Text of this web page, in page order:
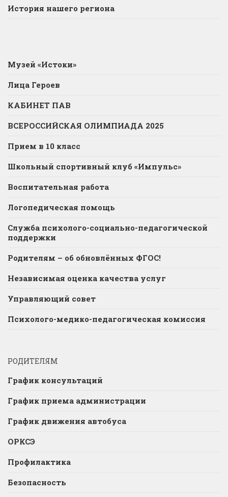
История нашего региона
Музей «Истоки»
Лица Героев
КАБИНЕТ ПАВ
ВСЕРОССИЙСКАЯ ОЛИМПИАДА 2025
Прием в 10 класс
Школьный спортивный клуб «Импульс»
Воспитательная работа
Логопедическая помощь
Служба психолого-социально-педагогической
поддержки
Родителям – об обновлённых ФГОС!
Независимая оценка качества услуг
Управляющий совет
Психолого-медико-педагогическая комиссия
РОДИТЕЛЯМ
График консультаций
График приема администрации
График движения автобуса
ОРКСЭ
Профилактика
Безопасность